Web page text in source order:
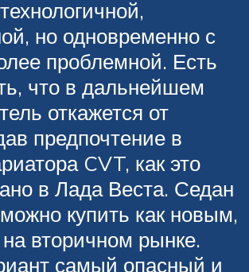
но одновременно с
проблемной. Есть
что в дальнейшем
откажется от
предпочтение в
CVT, как это
в Лада Веста. Седан
купить как новым,
на вторичном рынке.
самый опасный и